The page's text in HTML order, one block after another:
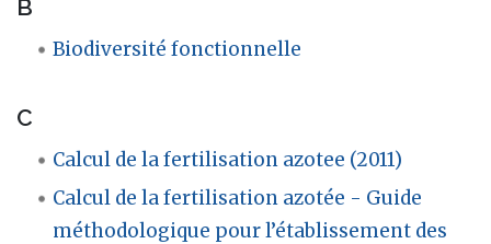
B
Biodiversité fonctionnelle
C
Calcul de la fertilisation azotee (2011)
Calcul de la fertilisation azotée - Guide
méthodologique pour l’établissement des